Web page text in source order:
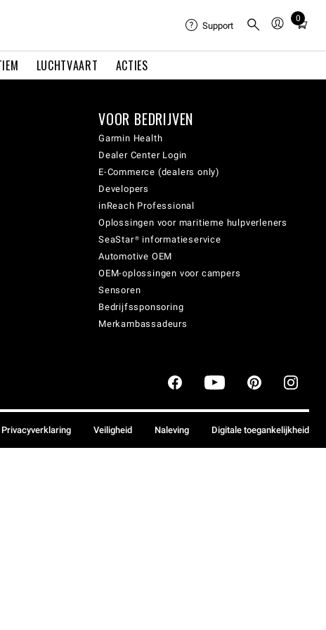
LUCHTVAART ACTIES
Support
0
Total
in
VOOR BEDRIJVEN
Garmin Health
Dealer Center Login
E-Commerce (dealers only)
Developers
inReach Professional
Oplossingen voor maritieme hulpverleners
SeaStar® informatieservice
Automotive OEM
OEM-oplossingen voor campers
Sensoren
Bedrijfssponsoring
Merkambassadeurs
Privacyverklaring Veiligheid Naleving Digitale toegankelijkheid